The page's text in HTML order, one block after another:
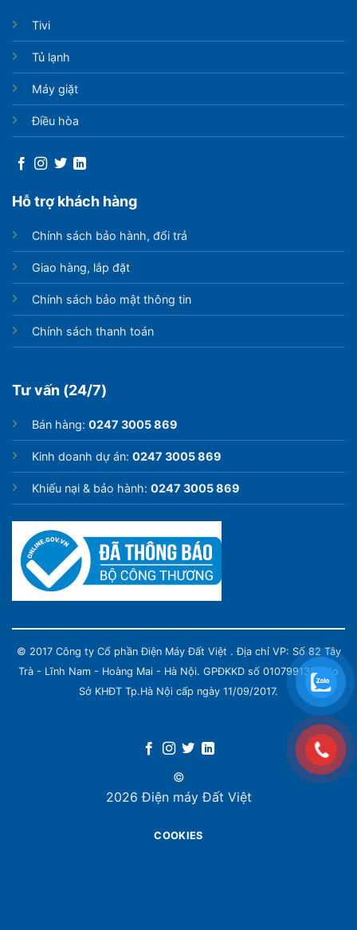
Tivi
Tủ lạnh
Máy giặt
Điều hòa
Hỗ trợ khách hàng
Chính sách bảo hành, đổi trả
Giao hàng, lắp đặt
Chính sách bảo mật thông tin
Chính sách thanh toán
Tư vấn (24/7)
Bán hàng: 0247 3005 869
Kinh doanh dự án: 0247 3005 869
Khiếu nại & bảo hành: 0247 3005 869
© 2017 Công ty Cổ phần Điện Máy Đất Việt . Địa chỉ VP: Số 82 Tây
Trà - Lĩnh Nam - Hoàng Mai - Hà Nội. GPĐKKD số 0107991339 do
Sở KHĐT Tp.Hà Nội cấp ngày 11/09/2017.
©
2026 Điện máy Đất Việt
COOKIES